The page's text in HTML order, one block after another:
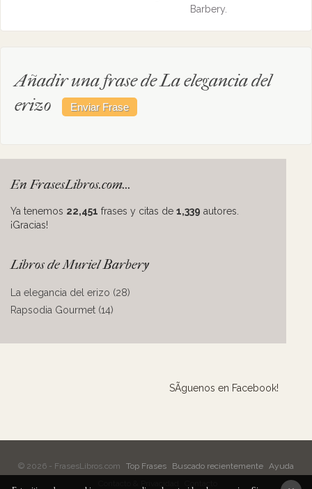
Barbery.
Añadir una frase de La elegancia del
erizo
En FrasesLibros.com...
Ya tenemos 22,451 frases y citas de 1,339 autores.
¡Gracias!
Libros de Muriel Barbery
La elegancia del erizo (28)
Rapsodia Gourmet (14)
SÃ­guenos en Facebook!
© 2026 - FrasesLibros.com Top Frases Buscado recientemente Ayuda